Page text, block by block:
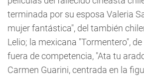
terminada por su esposa Valeria
mujer fantástica", del también
Lelio; la mexicana "Tormentero",
fuera de competencia, "Ata tu
Carmen Guarini, centrada en la